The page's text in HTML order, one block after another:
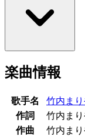
楽曲情報
歌手名
竹内ま
作詞
竹内ま
作曲
竹内ま